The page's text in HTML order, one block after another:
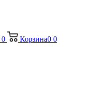
0 Корзина0 0